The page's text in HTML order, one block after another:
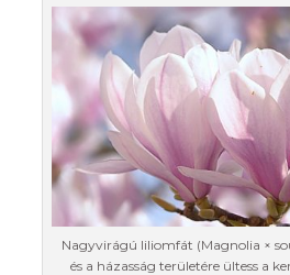
Nagyvirágú liliomfát (Magnolia ×
és a házasság területére ültess a